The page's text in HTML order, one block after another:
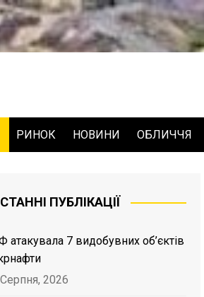
РИНОК НОВИНИ ОБЛИЧЧЯ
ПУБЛІКАЦІЇ
атакувала 7 видобувних об’єктів
2026